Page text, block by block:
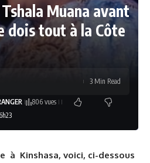
Muana avant
dois tout à la Côte
806 vues
3 Min Read
à Kinshasa, voici, ci-dessous